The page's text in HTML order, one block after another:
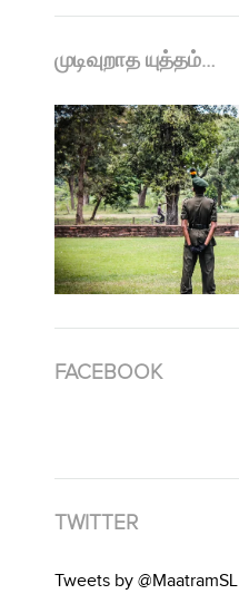
முடிவுறாத யுத்தம்…
FACEBOOK
TWITTER
Tweets by @MaatramSL